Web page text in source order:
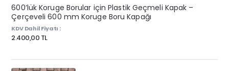
600’lük Koruge Borular için Plastik Geçmeli Kapak –
Çerçeveli 600 mm Koruge Boru Kapağı
KDV Dahil Fiyatı :
2.400,00 TL